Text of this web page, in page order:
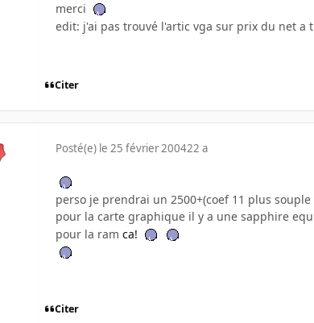
merci
edit: j'ai pas trouvé l'artic vga sur prix du net
Citer
Posté(e) le 25 février 200422 a
perso je prendrai un 2500+(coef 11 plus
pour la carte graphique il y a une sapphire
pour la ram ca!
Citer